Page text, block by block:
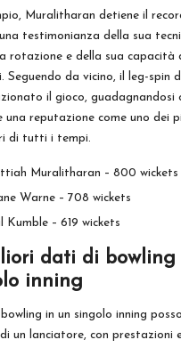
Muralitharan detiene il
testimonianza della sua
rotazione e della sua capacità
Seguendo da vicino, il leg-spin
il gioco, guadagnandosi
una reputazione come uno dei
di tutti i tempi.
Muralitharan – 800 wickets
Warne – 708 wickets
Kumble – 619 wickets
dati di bowling
inning
in un singolo inning
un lanciatore, con prestazioni